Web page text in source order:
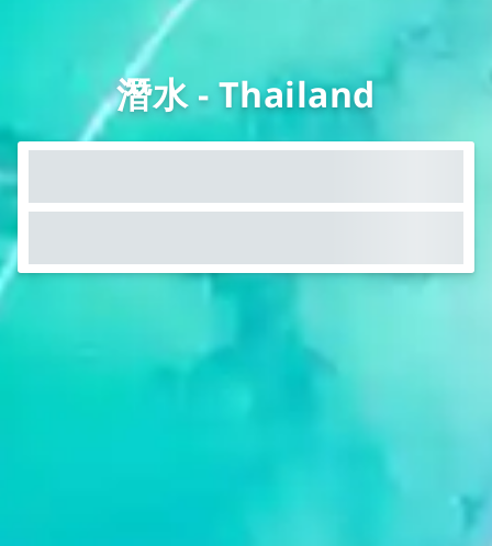
潛水 - Thailand